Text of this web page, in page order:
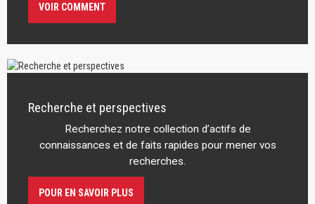
VOIR COMMENT
Recherche et perspectives
Recherchez notre collection d’actifs de
connaissances et de faits rapides pour mener vos
recherches.
POUR EN SAVOIR PLUS